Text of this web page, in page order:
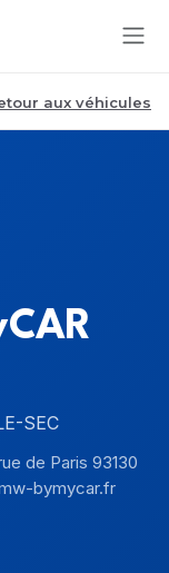
aux véhicules
SEC
de Paris 93130
bymycar.fr